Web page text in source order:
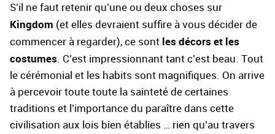
S’il ne faut retenir qu’une ou deux choses sur
Kingdom (et elles devraient suffire à vous décider de
commencer à regarder), ce sont les décors et les
costumes . C’est impressionnant tant c’est beau. Tout
le cérémonial et les habits sont magnifiques. On arrive
à percevoir toute toute la sainteté de certaines
traditions et l’importance du paraître dans cette
civilisation aux lois bien établies … rien qu’au travers